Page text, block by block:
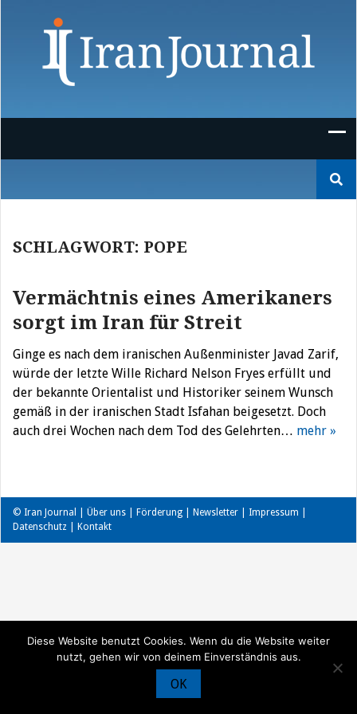
nach:
SCHLAGWORT: POPE
Vermächtnis eines Amerikaners
sorgt im Iran für Streit
Ginge es nach dem iranischen Außenminister Javad Zarif,
würde der letzte Wille Richard Nelson Fryes erfüllt und
der bekannte Orientalist und Historiker seinem Wunsch
gemäß in der iranischen Stadt Isfahan beigesetzt. Doch
auch drei Wochen nach dem Tod des Gelehrten… mehr »
© Iran Journal | Über uns Förderung Newsletter Impressum
Datenschutz
Kontakt
Diese Website benutzt Cookies. Wenn du die Website weiter
nutzt, gehen wir von deinem Einverständnis aus.
OK